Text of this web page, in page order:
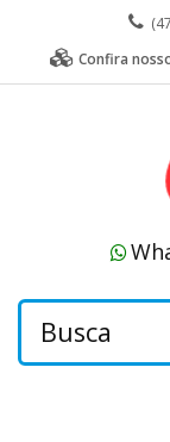
Confira